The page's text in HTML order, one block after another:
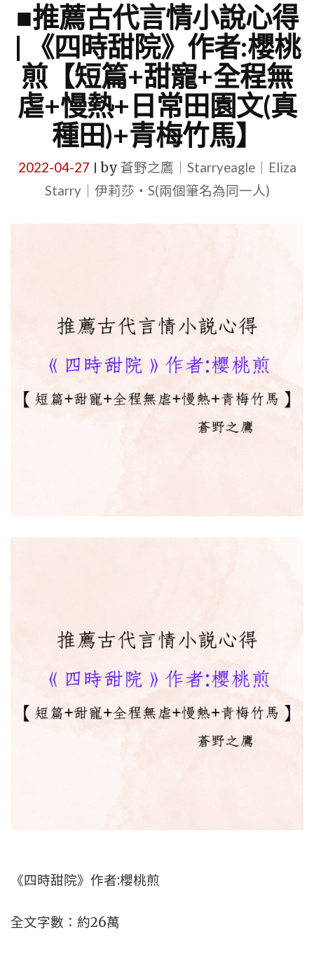
■推薦古代言情小說心得
| 《四時甜院》作者:櫻桃
煎【短篇+甜寵+全程無
虐+慢熱+日常田園文(真
種田)+青梅竹馬】
2022-04-27 by 蒼野之鷹｜Starryeagle｜Eliza
Starry｜伊莉莎・S(兩個筆名為同一人)
《四時甜院》作者:櫻桃煎
全文字數：約26萬